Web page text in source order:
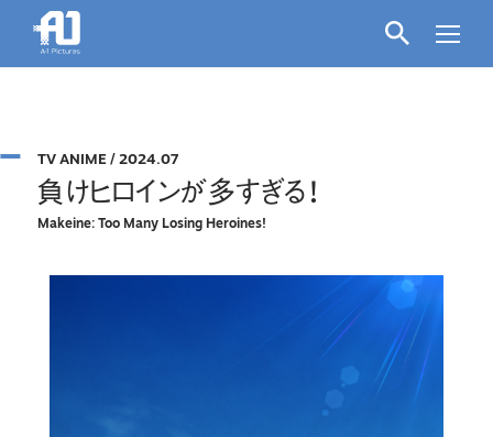
TV ANIME/2024.07
負けヒロインが多すぎる！
Makeine: Too Many Losing Heroines!